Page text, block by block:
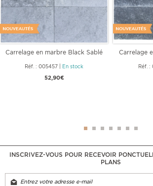
Carrelage en marbre Black Sablé
Réf. : 005457 En stock
52,90€
Carrelage
Réf. :
INSCRIVEZ-VOUS POUR RECEVOIR
PLANS